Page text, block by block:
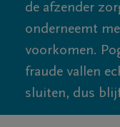
de afzender
onderneemt
voorkomen.
fraude vallen
sluiten, dus